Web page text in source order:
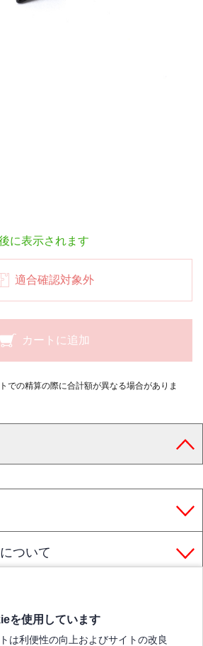
に表示されます
適合確認対象外
カートに追加
での精算の際に合計額が異なる場合がありま
ついて
を使用しています
は利便性の向上およびサイトの改良